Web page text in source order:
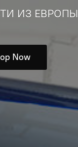
ИЗ ЕВРОПЫ
Now